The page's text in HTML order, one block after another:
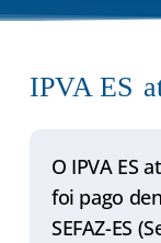
IPVA ES
O IPVA ES
foi pago
SEFAZ-ES